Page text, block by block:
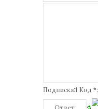
Подписка:1 Код *: